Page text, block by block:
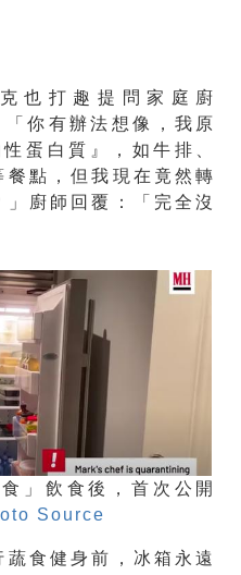
也打趣提問家庭廚
你有辦法想像，我原
蛋白質』，如牛排、
點，但我現在竟然轉
廚師回覆：「完全沒
」飲食後，首次公開
Source
食健身前，冰箱永遠